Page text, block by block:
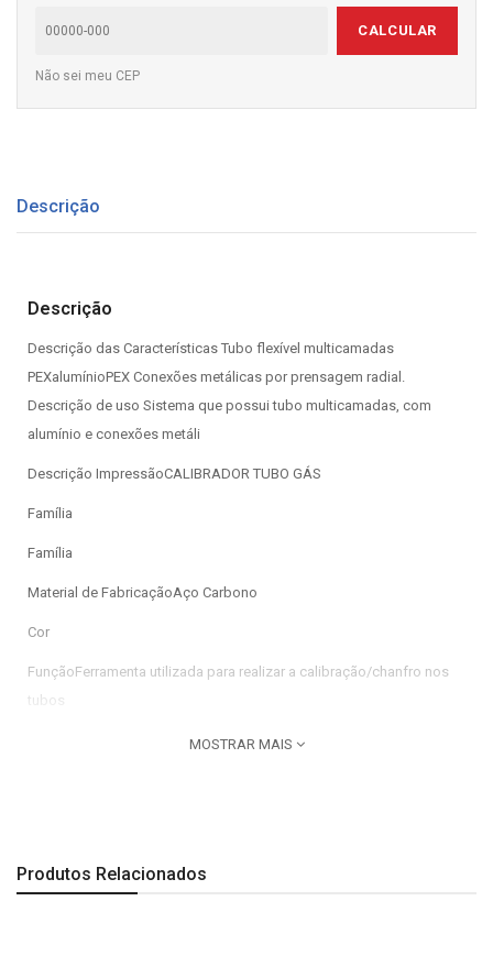
CALCULAR
Não sei meu CEP
Descrição
Descrição
Descrição das Características Tubo flexível multicamadas
PEXalumínioPEX Conexões metálicas por prensagem radial.
Descrição de uso Sistema que possui tubo multicamadas, com
alumínio e conexões metáli
Descrição ImpressãoCALIBRADOR TUBO GÁS
Família
Família
Material de FabricaçãoAço Carbono
Cor
FunçãoFerramenta utilizada para realizar a calibração/chanfro nos
tubos
Características Tubo flexível multicamadas PEXalumínioPEX
MOSTRAR MAIS
Produtos Relacionados